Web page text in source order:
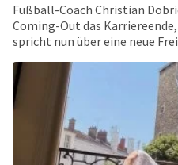
Fußball-Coach Christian
Coming-Out das
spricht nun über eine neue